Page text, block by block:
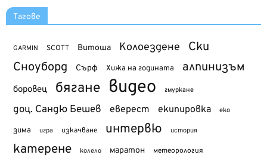
Тагове
GARMIN SCOTT Витоша Колоездене Ски
Сноуборд Сърф Хижа на годината алпинизъм
боровец бягане видео гмуркане
доц. Сандю Бешев еверест екипировка еко
зима игра изкачване интервю история
катерене колело маратон метеорология